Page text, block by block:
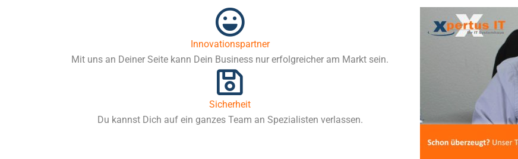
Innovationspartner
Mit uns an Deiner Seite kann Dein Business nur erfolgreicher am Markt sein.
Sicherheit
Du kannst Dich auf ein ganzes Team an Spezialisten verlassen.